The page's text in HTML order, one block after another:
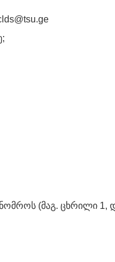
(მაგ. ცხრილი 1,